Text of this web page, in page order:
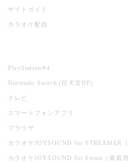
サイトガイド
カラオケ配信
PlayStation®4
Nintendo Switch (任天堂HP)
テレビ
スマートフォンアプリ
ブラウザ
カラオケJOYSOUND for STREAMER（
カラオケJOYSOUND for Steam（家庭用